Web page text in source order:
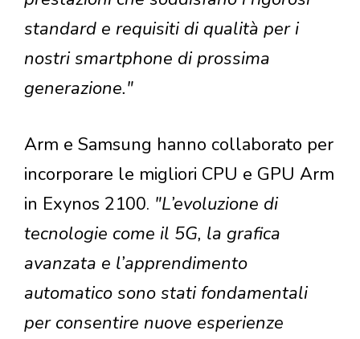
standard e requisiti di qualità per i
nostri smartphone di prossima
generazione."
Arm e Samsung hanno collaborato per
incorporare le migliori CPU e GPU Arm
in Exynos 2100. "L’evoluzione di
tecnologie come il 5G, la grafica
avanzata e l’apprendimento
automatico sono stati fondamentali
per consentire nuove esperienze